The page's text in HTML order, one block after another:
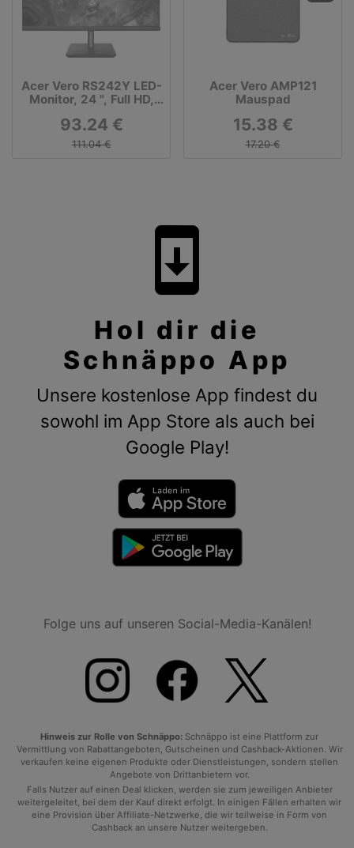
Acer Vero RS242Y LED-
Monitor, 24 ", Full HD,
93.24 €
111.04 €
Acer Vero AMP121
Mauspad
15.38 €
17.20 €
system_update
Hol dir die
Schnäppo App
Unsere kostenlose App findest du
sowohl im App Store als auch bei
Google Play!
Folge uns auf unseren Social-Media-Kanälen!
Hinweis zur Rolle von Schnäppo: Schnäppo ist eine Plattform zur
Vermittlung von Rabattangeboten, Gutscheinen und Cashback-Aktionen. Wir
verkaufen keine eigenen Produkte oder Dienstleistungen, sondern stellen
Angebote von Drittanbietern vor.
Falls Nutzer auf einen Deal klicken, werden sie zum jeweiligen Anbieter
weitergeleitet, bei dem der Kauf direkt erfolgt. In einigen Fällen erhalten wir
eine Provision über Affiliate-Netzwerke, die wir teilweise in Form von
Cashback an unsere Nutzer weitergeben.